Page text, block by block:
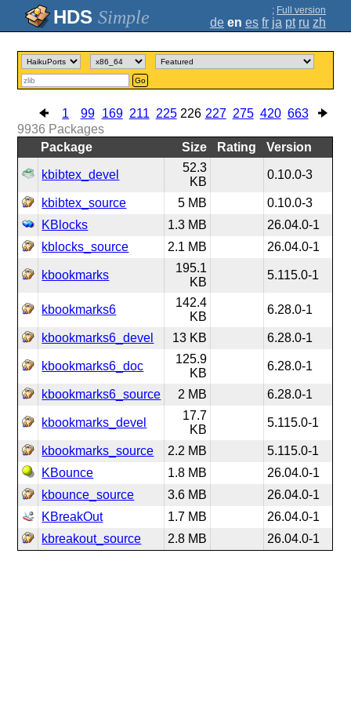
Simple ; Full version
de en es fr ja pt ru zh
Go
1 99 169 211 225 226 227 275 420 663
9936 Packages
Package
Size Rating Version
kbibtex_devel
52.3
KB
0.10.0-3
kbibtex_source 5 MB
0.10.0-3
KBlocks
1.3 MB
26.04.0-1
kblocks_source
2.1 MB 26.04.0-1
kbookmarks
195.1
KB
5.115.0-1
kbookmarks6
142.4
KB
6.28.0-1
kbookmarks6_devel 13 KB 6.28.0-1
kbookmarks6_doc
125.9
KB
6.28.0-1
kbookmarks6_source 2 MB 6.28.0-1
kbookmarks_devel
17.7
KB
5.115.0-1
kbookmarks_source 2.2 MB
5.115.0-1
KBounce
1.8 MB
26.04.0-1
kbounce_source
3.6 MB
26.04.0-1
KBreakOut
1.7 MB
26.04.0-1
kbreakout_source
2.8 MB 26.04.0-1